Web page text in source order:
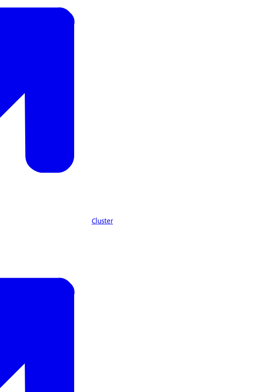
Cluster